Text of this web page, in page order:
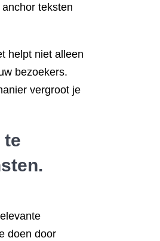
teksten
helpt niet alleen
bezoekers.
vergroot je
te
doen door